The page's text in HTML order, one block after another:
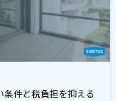
件と税負担を抑える